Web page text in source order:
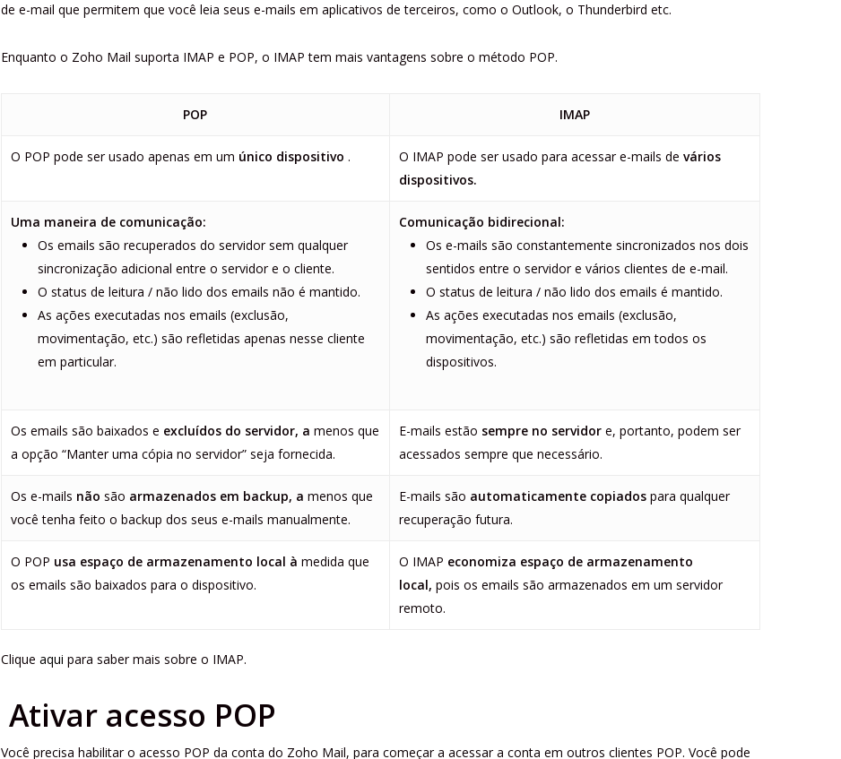
de e-mail que permitem que você leia seus e-mails em aplicativos de terceiros, como o Outlook, o Thunderbird etc.
Enquanto o Zoho Mail suporta IMAP e POP, o IMAP tem mais vantagens sobre o método POP.
POP IMAP
O POP pode ser usado apenas em um único dispositivo . O IMAP pode ser usado para acessar e-mails de vários
dispositivos.
Uma maneira de comunicação:
Os emails são recuperados do servidor sem qualquer
sincronização adicional entre o servidor e o cliente.
O status de leitura / não lido dos emails não é mantido.
As ações executadas nos emails (exclusão,
movimentação, etc.) são refletidas apenas nesse cliente
em particular.
Comunicação bidirecional:
Os e-mails são constantemente sincronizados nos dois
sentidos entre o servidor e vários clientes de e-mail.
O status de leitura / não lido dos emails é mantido.
As ações executadas nos emails (exclusão,
movimentação, etc.) são refletidas em todos os
dispositivos.
Os emails são baixados e excluídos do servidor, a menos que
a opção “Manter uma cópia no servidor” seja fornecida.
E-mails estão sempre no servidore, portanto, podem ser
acessados ​​sempre que necessário.
Os e-mails não são armazenados em backup, a menos que
você tenha feito o backup dos seus e-mails manualmente.
E-mails são automaticamente copiadospara qualquer
recuperação futura.
O POP usa espaço de armazenamento local à medida que
os emails são baixados para o dispositivo.
O IMAP economiza espaço de armazenamento
local, pois os emails são armazenados em um servidor
remoto.
Clique aqui para saber mais sobre o IMAP.
Ativar acesso POP
Você precisa habilitar o acesso POP da conta do Zoho Mail, para começar a acessar a conta em outros clientes POP. Você pode